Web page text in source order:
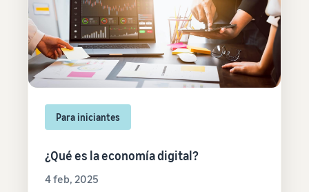
Para iniciantes
¿Qué es la economía digital?
4 feb, 2025